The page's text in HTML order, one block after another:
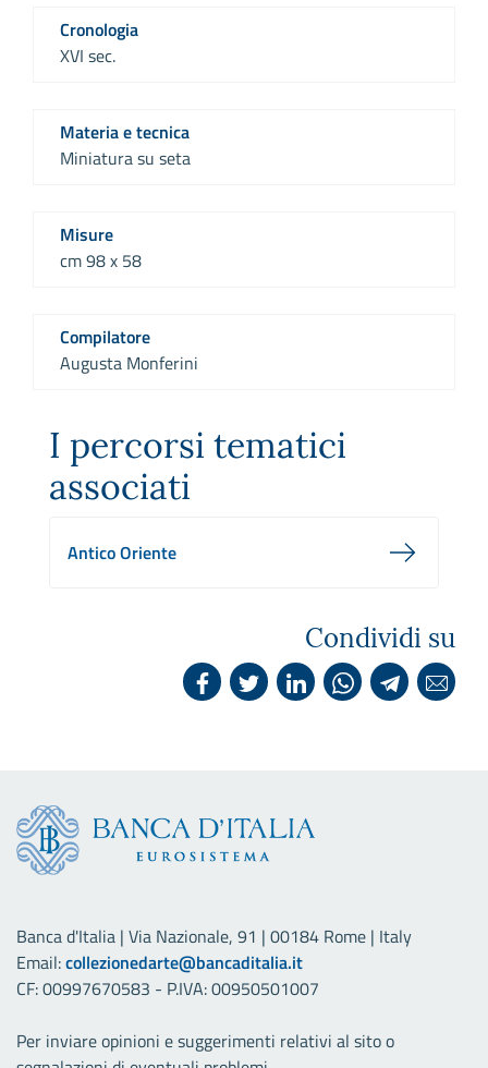
Cronologia
XVI sec.
Materia e tecnica
Miniatura su seta
Misure
cm 98 x 58
Compilatore
Augusta Monferini
I percorsi tematici
associati
Antico Oriente
Condividi su
Banca d'Italia | Via Nazionale, 91 | 00184 Rome | Italy
Email:collezionedarte@bancaditalia.it
CF: 00997670583 - P.IVA: 00950501007
Per inviare opinioni e suggerimenti relativi al sito o